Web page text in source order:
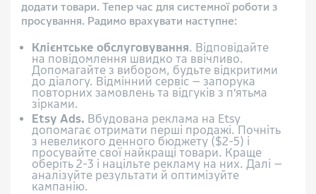
додати товари. Тепер час для системної роботи з
просування. Радимо врахувати наступне:
Клієнтське обслуговування. Відповідайте
на повідомлення швидко та ввічливо.
Допомагайте з вибором, будьте відкритими
до діалогу. Відмінний сервіс — запорука
повторних замовлень та відгуків з п’ятьма
зірками.
Etsy Ads. Вбудована реклама на Etsy
допомагає отримати перші продажі. Почніть
з невеликого денного бюджету ($2-5) і
просувайте свої найкращі товари. Краще
оберіть 2-3 і націльте рекламу на них. Далі —
аналізуйте результати й оптимізуйте
кампанію.